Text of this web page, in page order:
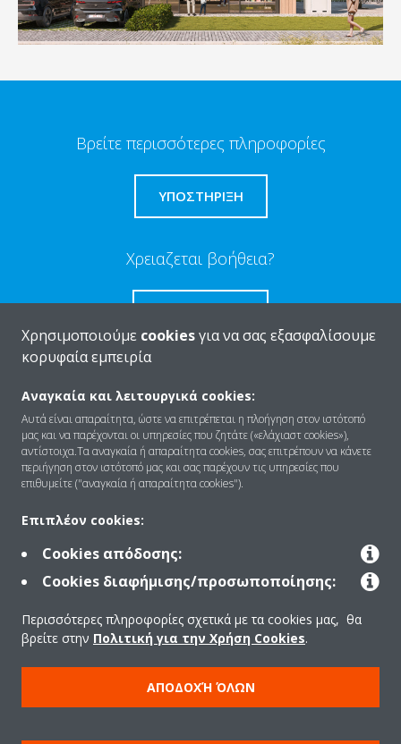
Βρείτε περισσότερες πληροφορίες
ΥΠΟΣΤΗΡΙΞΗ
Χρειαζεται βοήθεια?
Ποιοι είμαστε
Λύσεις
Επικοινωνία
Products
Copyright © Daikin
Χρησιμοποιούμε cookiesγια να σας εξασφαλίσουμε
κορυφαία εμπειρία
Αναγκαία και λειτουργικά cookies:
Αυτά είναι απαραίτητα, ώστε να επιτρέπεται η πλοήγηση στον ιστότοπό
μας και να παρέχονται οι υπηρεσίες που ζητάτε («ελάχιαστ cookies»),
αντίστοιχα.Τα αναγκαία ή απαραίτητα cookies, σας επιτρέπουν να κάνετε
περιήγηση στον ιστότοπό μας και σας παρέχουν τις υπηρεσίες που
επιθυμείτε ("αναγκαία ή απαραίτητα cookies").
Επιπλέον cookies:
Cookies απόδοσης:
Cookies διαφήμισης/προσωποποίησης:
Περισσότερες πληροφορίες σχετικά με τα cookies μας, θα
βρείτε στην Πολιτική για την Χρήση Cookies.
ΑΠΟΔΟΧΉ ΌΛΩΝ